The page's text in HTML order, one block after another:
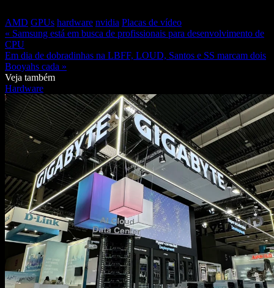
AMD GPUs hardware nvidia Placas de vídeo
« Samsung está em busca de profissionais para desenvolvimento de
CPU
Em dia de dobradinhas na LBFF, LOUD, Santos e SS marcam dois
Booyahs cada »
Veja também
Hardware